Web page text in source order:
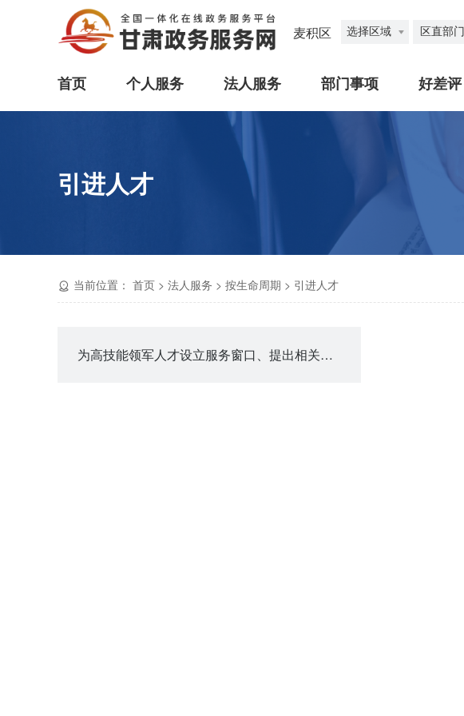
麦积区 选择区域 区直部门
首页 个人服务 法人服务 部门事项 好差评
引进人才
当前位置： 首页 > 法人服务 > 按生命周期 > 引进人才
为高技能领军人才设立服务窗口、提出相关服务申请